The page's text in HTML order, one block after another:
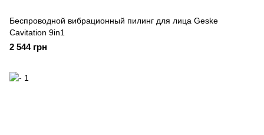
Беспроводной вибрационный пилинг для лица Geske
Cavitation 9in1
2 544 грн